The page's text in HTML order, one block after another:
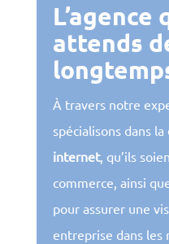
L’agence
attends
À travers notre
spécialisons dans la
internet, qu’ils
commerce, ainsi
pour assurer une
entreprise dans les